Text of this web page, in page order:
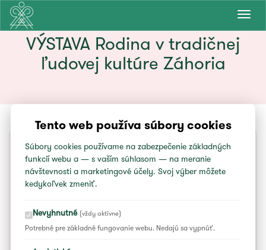
VÝSTAVA Rodina v tradičnej
ľudovej kultúre Záhoria
VÝSTAVA Rodina v tradičnej ľudovej
Tento web používa súbory cookies
Súbory cookies používame na zabezpečenie základných
funkcií webu a — s vaším súhlasom — na meranie
návštevnosti a marketingové účely. Svoj výber môžete
kedykoľvek zmeniť.
Nevyhnutné (vždy aktívne)
Potrebné pre základné fungovanie webu. Nedajú sa vypnúť.